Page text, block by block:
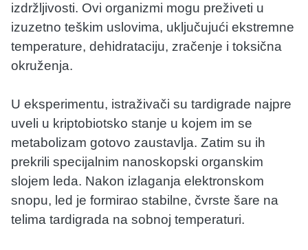
izdržljivosti. Ovi organizmi mogu preživeti u
izuzetno teškim uslovima, uključujući ekstremne
temperature, dehidrataciju, zračenje i toksična
okruženja.
U eksperimentu, istraživači su tardigrade najpre
uveli u kriptobiotsko stanje u kojem im se
metabolizam gotovo zaustavlja. Zatim su ih
prekrili specijalnim nanoskopski organskim
slojem leda. Nakon izlaganja elektronskom
snopu, led je formirao stabilne, čvrste šare na
telima tardigrada na sobnoj temperaturi.